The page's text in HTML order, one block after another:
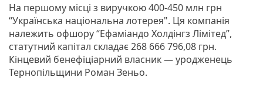
На першому місці з виручкою 400-450 млн грн
“Українська національна лотерея". Ця компанія
належить офшору “Ефаміандо Холдінгз Лімітед”,
статутний капітал складає 268 666 796,08 грн.
Кінцевий бенефіціарний власник ― уродженець
Тернопільщини Роман Зеньо.